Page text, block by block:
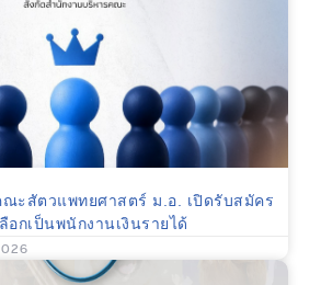
ะสัตวแพทยศาสตร์ ม.อ. เปิดรับสมัคร
อกเป็นพนักงานเงินรายได้